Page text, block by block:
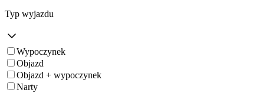
Typ wyjazdu
Wypoczynek
Objazd
Objazd + wypoczynek
Narty